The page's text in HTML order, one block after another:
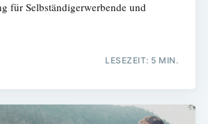
für Selbständigerwerbende und
LESEZEIT: 5 MIN.